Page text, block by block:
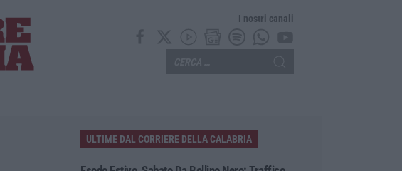
I nostri canali
ULTIME DAL CORRIERE DELLA CALABRIA